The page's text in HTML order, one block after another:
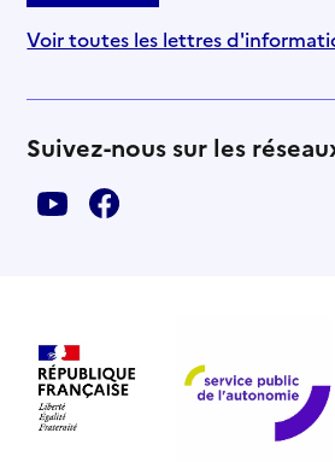
Voir toutes les lettres
Suivez-nous sur les